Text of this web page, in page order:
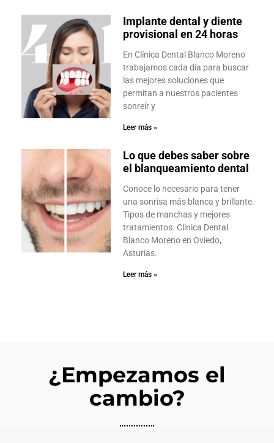
Implante dental y diente
provisional en 24 horas
En Clínica Dental Blanco Moreno
trabajamos cada día para buscar
las mejores soluciones que
permitan a nuestros pacientes
sonreír y
Leer más »
Lo que debes saber sobre
el blanqueamiento dental
Conoce lo necesario para tener
una sonrisa más blanca y brillante.
Tipos de manchas y mejores
tratamientos. Clínica Dental
Blanco Moreno en Oviedo,
Asturias.
Leer más »
¿Empezamos el
cambio?